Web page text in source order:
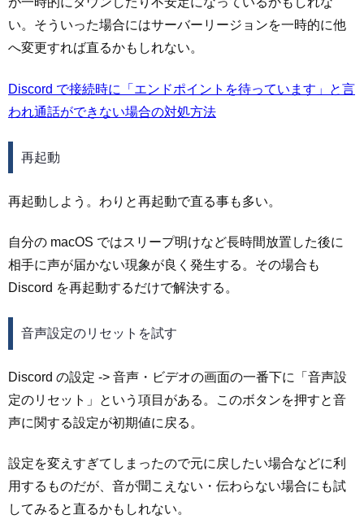
い。そういった場合にはサーバーリージョンを一時的に他
へ変更すれば直るかもしれない。
Discord で接続時に「エンドポイントを待っています」と言
われ通話ができない場合の対処方法
再起動
再起動しよう。わりと再起動で直る事も多い。
自分の macOS ではスリープ明けなど長時間放置した後に
相手に声が届かない現象が良く発生する。その場合も
Discord を再起動するだけで解決する。
音声設定のリセットを試す
Discord の設定 -> 音声・ビデオの画面の一番下に「音声設
定のリセット」という項目がある。このボタンを押すと音
声に関する設定が初期値に戻る。
設定を変えすぎてしまったので元に戻したい場合などに利
用するものだが、音が聞こえない・伝わらない場合にも試
してみると直るかもしれない。